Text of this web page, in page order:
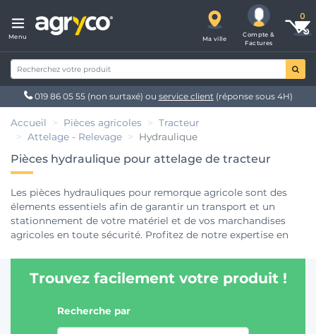
Menu Ma ville
Compte &
Factures
019 86 05 55 (non surtaxé) ou service client(réponse sous 4H)
Accueil Pièces agricoles
Tracteur
Attelage - Relevage
Hydraulique
Pièces hydraulique pour attelage de tracteur
Les pièces hydrauliques pour remorque agricole sont des
élements essentiels afin de garantir un transport et un
stationnement de votre matériel et de vos marchandises
agricoles en toute sécurité. Profitez de notre expertise en
contactant nos experts au 019 86 05 55. Retrouvez tous nos
articles depièces agricolesau meilleur prix sur Agryco.be.
Trouvez facilement votre produit !
Recherche par